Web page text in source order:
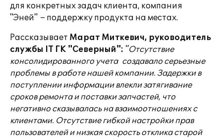
для конкретных задач клиента, компания
"Эней" – поддержку продукта на местах.
Рассказывает Марат Миткевич, руководитель
службы IT ГК "Северный": "Отсутствие
консолидированного учета создавало серьезные
проблемы в работе нашей компании. Задержки в
поступлении информации влекли затягивание
сроков ремонта и поставки запчастей, что
негативно сказывалась на взаимоотношениях с
клиентами. Отсутствие гибкой настройки прав
пользователей и низкая скорость отклика старой